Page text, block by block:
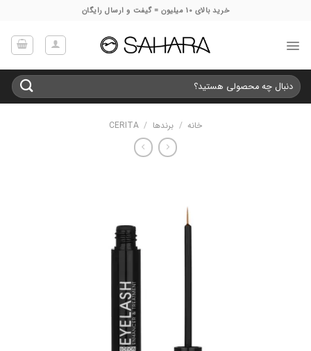
خرید بالای 10 میلیون = گیفت و ارسال رایگان
جستجو
برای:
خانه / برندها /
CERITA